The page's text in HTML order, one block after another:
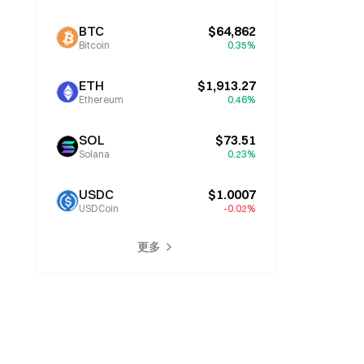
BTC
Bitcoin
$64,862
0.35%
ETH
Ethereum
$1,913.27
0.46%
SOL
Solana
$73.51
0.23%
USDC
USDCoin
$1.0007
-0.02%
更多